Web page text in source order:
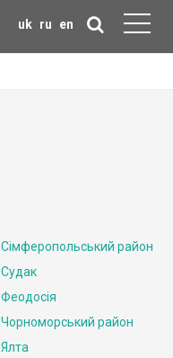
uk ru en
Сімферопольський район
Судак
Феодосія
Чорноморський район
Ялта